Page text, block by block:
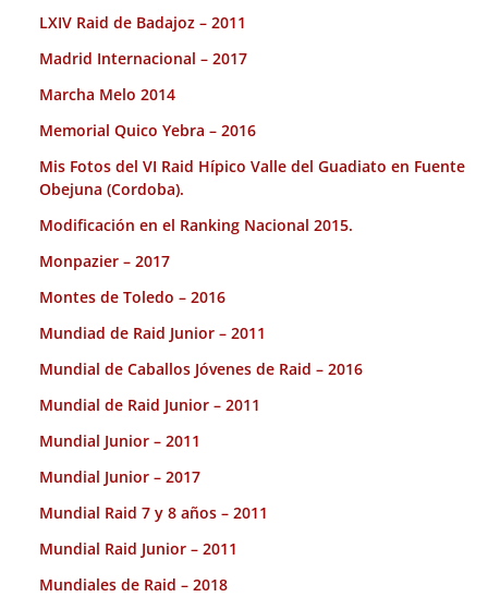
LXIV Raid de Badajoz – 2011
Madrid Internacional – 2017
Marcha Melo 2014
Memorial Quico Yebra – 2016
Mis Fotos del VI Raid Hípico Valle del Guadiato en Fuente
Obejuna (Cordoba).
Modificación en el Ranking Nacional 2015.
Monpazier – 2017
Montes de Toledo – 2016
Mundiad de Raid Junior – 2011
Mundial de Caballos Jóvenes de Raid – 2016
Mundial de Raid Junior – 2011
Mundial Junior – 2011
Mundial Junior – 2017
Mundial Raid 7 y 8 años – 2011
Mundial Raid Junior – 2011
Mundiales de Raid – 2018